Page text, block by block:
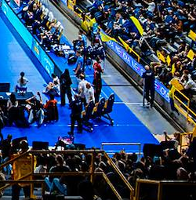
positivi per le due
sfida. Tanti sorrisi e